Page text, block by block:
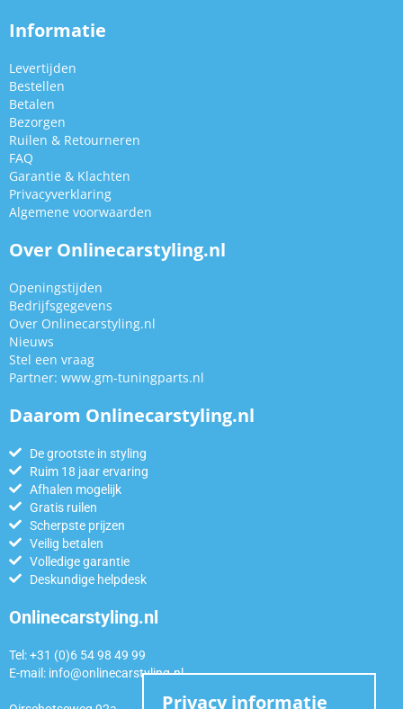
Informatie
Levertijden
Bestellen
Betalen
Bezorgen
Ruilen & Retourneren
FAQ
Garantie & Klachten
Privacyverklaring
Algemene voorwaarden
Over Onlinecarstyling.nl
Openingstijden
Bedrijfsgegevens
Over Onlinecarstyling.nl
Nieuws
Stel een vraag
Partner: www.gm-tuningparts.nl
Daarom Onlinecarstyling.nl
De grootste in styling
Ruim 18 jaar ervaring
Afhalen mogelijk
Gratis ruilen
Scherpste prijzen
Veilig betalen
Volledige garantie
Deskundige helpdesk
Onlinecarstyling.nl
Tel: +31 (0)6 54 98 49 99
E-mail: info@onlinecarstyling.nl
Privacy informatie